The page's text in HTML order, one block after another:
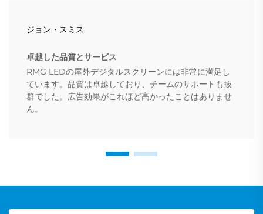
ジョン・スミス
卓越した品質とサービス
RMG LEDの屋外デジタルスクリーンには非常に満足し
ています。品質は卓越しており、チームのサポートも抜
群でした。広告効果がこれほど高かったことはありませ
ん。